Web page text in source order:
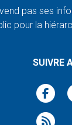
pas ses
pour la
SUIVRE